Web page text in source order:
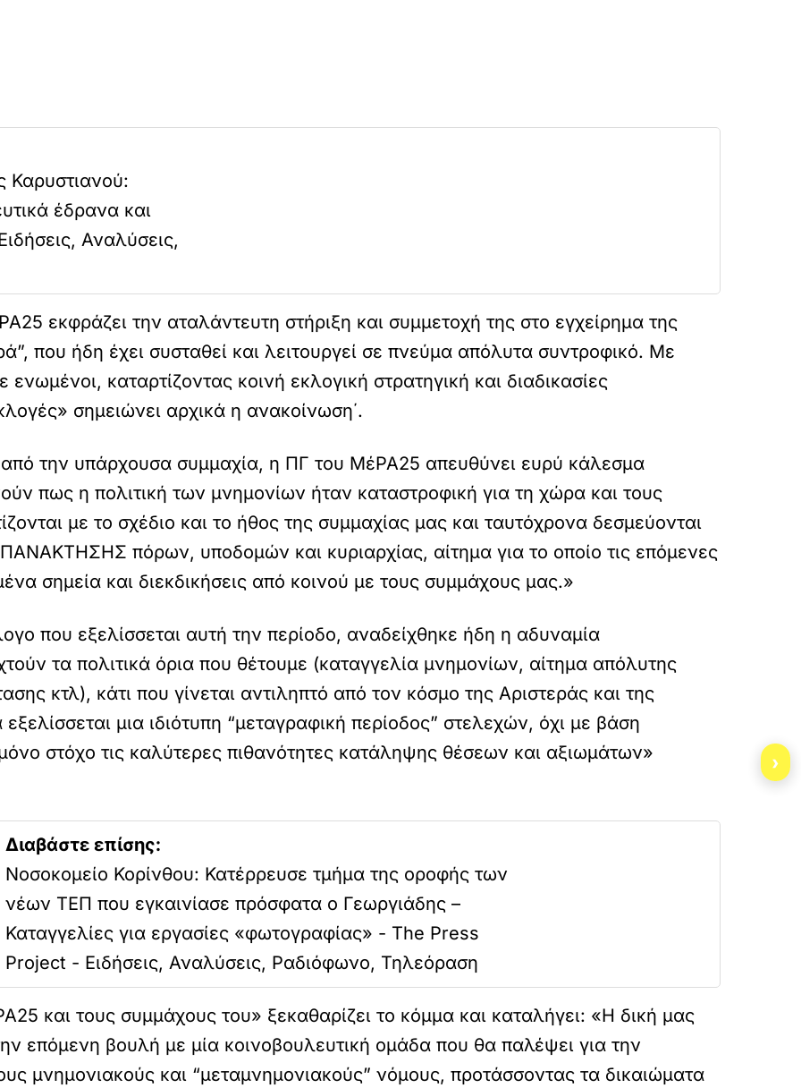
Καρυστιανού:
έδρανα και
Αναλύσεις,
εκφράζει την αταλάντευτη στήριξη και συμμετοχή της στο εγχείρημα της
που ήδη έχει συσταθεί και λειτουργεί σε πνεύμα απόλυτα συντροφικό. Με
καταρτίζοντας κοινή εκλογική στρατηγική και διαδικασίες
σημειώνει αρχικά η ανακοίνωση΄.
από την υπάρχουσα συμμαχία, η ΠΓ του ΜέΡΑ25 απευθύνει ευρύ κάλεσμα
πως η πολιτική των μνημονίων ήταν καταστροφική για τη χώρα και τους
με το σχέδιο και το ήθος της συμμαχίας μας και ταυτόχρονα δεσμεύονται
πόρων, υποδομών και κυριαρχίας, αίτημα για το οποίο τις επόμενες
σημεία και διεκδικήσεις από κοινού με τους συμμάχους μας.»
που εξελίσσεται αυτή την περίοδο, αναδείχθηκε ήδη η αδυναμία
τα πολιτικά όρια που θέτουμε (καταγγελία μνημονίων, αίτημα απόλυτης
κτλ), κάτι που γίνεται αντιληπτό από τον κόσμο της Αριστεράς και της
μια ιδιότυπη “μεταγραφική περίοδος” στελεχών, όχι με βάση
στόχο τις καλύτερες πιθανότητες κατάληψης θέσεων και αξιωμάτων»
Διαβάστε επίσης:
Νοσοκομείο Κορίνθου: Κατέρρευσε τμήμα της οροφής των
νέων ΤΕΠ που εγκαινίασε πρόσφατα ο Γεωργιάδης –
Καταγγελίες για εργασίες «φωτογραφίας» - The Press
Project - Ειδήσεις, Αναλύσεις, Ραδιόφωνο, Τηλεόραση
και τους συμμάχους του» ξεκαθαρίζει το κόμμα και καταλήγει: «Η δική μας
επόμενη βουλή με μία κοινοβουλευτική ομάδα που θα παλέψει για την
και “μεταμνημονιακούς” νόμους, προτάσσοντας τα δικαιώματα
›